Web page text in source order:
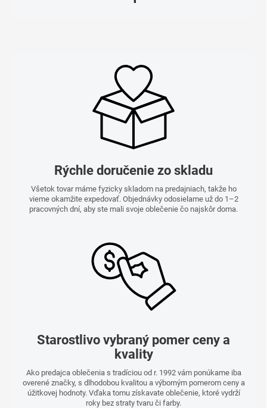
Rýchle doručenie zo skladu
Všetok tovar máme fyzicky skladom na predajniach, takže ho
vieme okamžite expedovať. Objednávky odosielame už do 1–2
pracovných dní, aby ste mali svoje oblečenie čo najskôr doma.
Starostlivo vybraný pomer ceny a
kvality
Ako predajca oblečenia s tradíciou od r. 1992 vám ponúkame iba
overené značky, s dlhodobou kvalitou a výborným pomerom ceny a
úžitkovej hodnoty. Vďaka tomu získavate oblečenie, ktoré vydrží
roky bez straty tvaru či farby.